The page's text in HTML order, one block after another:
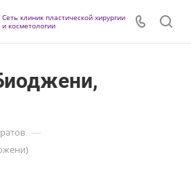
Сеть клиник пластической хирургии
и косметологии
—